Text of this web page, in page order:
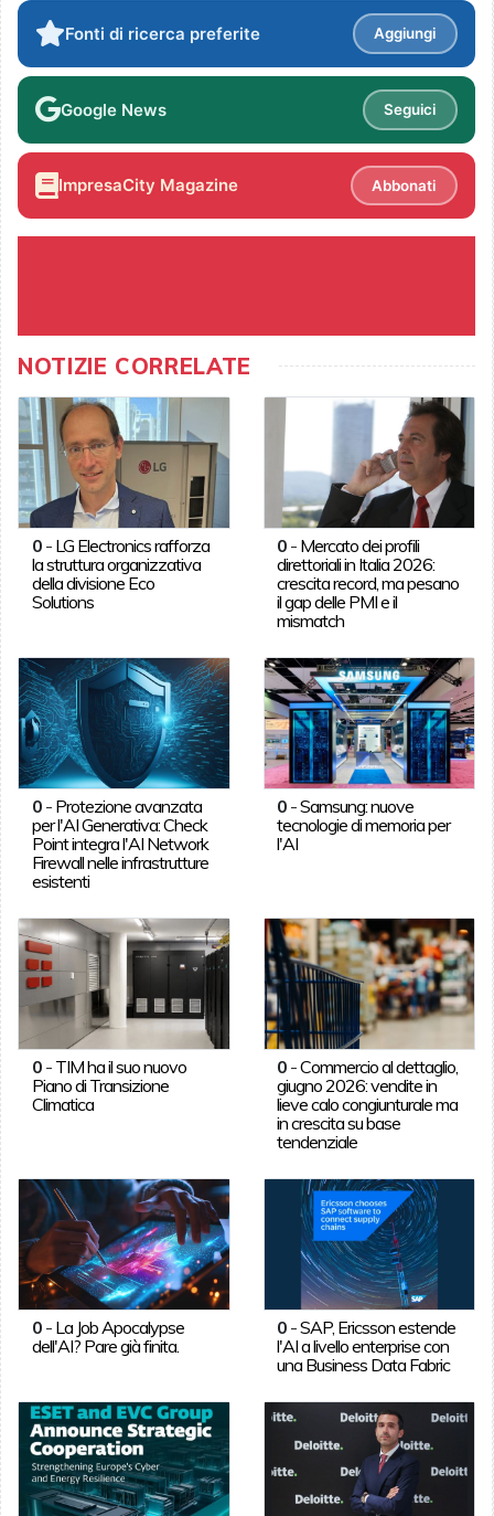
Fonti di ricerca preferite Aggiungi
Google News Seguici
ImpresaCity Magazine Abbonati
NOTIZIE CORRELATE
0- LG Electronics rafforza
la struttura organizzativa
della divisione Eco
Solutions
0 - Mercato dei profili
direttoriali in Italia 2026:
crescita record, ma pesano
il gap delle PMI e il
mismatch
0- Protezione avanzata
per l'AI Generativa: Check
Point integra l'AI Network
Firewall nelle infrastrutture
esistenti
0 -Samsung: nuove
tecnologie di memoria per
l'AI
0- TIM ha il suo nuovo
Piano di Transizione
Climatica
0 -Commercio al dettaglio,
giugno 2026: vendite in
lieve calo congiunturale ma
in crescita su base
tendenziale
0- La Job Apocalypse
dell'AI? Pare già finita.
0 -SAP, Ericsson estende
l'AI a livello enterprise con
una Business Data Fabric